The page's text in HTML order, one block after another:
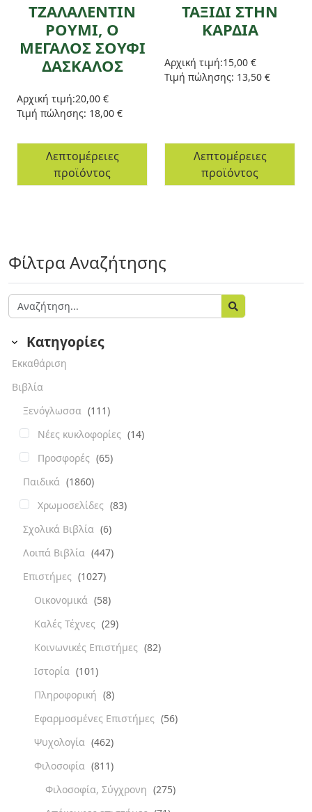
ΤΖΑΛΑΛΕΝΤΙΝ
ΡΟΥΜΙ, Ο
ΜΕΓΑΛΟΣ ΣΟΥΦΙ
ΔΑΣΚΑΛΟΣ
Αρχική τιμή:20,00 €
Τιμή πώλησης: 18,00 €
Λεπτομέρειες
προϊόντος
ΤΑΞΙΔΙ ΣΤΗΝ
ΚΑΡΔΙΑ
Αρχική τιμή:15,00 €
Τιμή πώλησης: 13,50 €
Λεπτομέρειες
προϊόντος
Φίλτρα Αναζήτησης
Κατηγορίες
Εκκαθάριση
Βιβλία
Ξενόγλωσσα (111)
Νέες κυκλοφορίες (14)
Προσφορές (65)
Παιδικά (1860)
Χρωμοσελίδες (83)
Σχολικά Βιβλία (6)
Λοιπά Βιβλία (447)
Επιστήμες (1027)
Οικονομικά (58)
Καλές Τέχνες (29)
Κοινωνικές Επιστήμες (82)
Ιστορία (101)
Πληροφορική (8)
Εφαρμοσμένες Επιστήμες (56)
Ψυχολογία (462)
Φιλοσοφία (811)
Φιλοσοφία, Σύγχρονη (275)